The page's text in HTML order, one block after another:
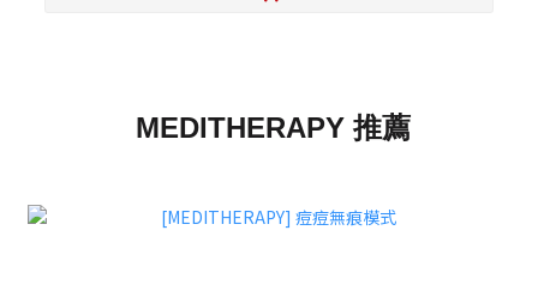
MEDITHERAPY 推薦